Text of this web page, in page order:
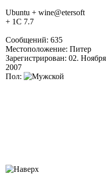
Ubuntu + wine@etersoft
+ 1C 7.7
Сообщений: 635
Местоположение: Питер
Зарегистрирован: 02. Ноября
2007
Пол: